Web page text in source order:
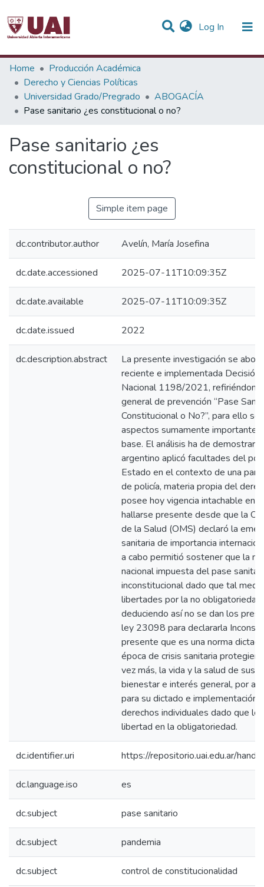
Log In (current)
Statistics
Communities & Collections
All of DSpace
Home
Producción Académica
Derecho y Ciencias Políticas
Universidad Grado/Pregrado
ABOGACÍA
Pase sanitario ¿es constitucional o no?
Pase sanitario ¿es
constitucional o no?
Simple item page
dc.contributor.author Avelín, María Josefina
dc.date.accessioned 2025-07-11T10:09:35Z
dc.date.available 2025-07-11T10:09:35Z
dc.date.issued 2022
dc.description.abstract
La presente investigación se
reciente e implementada
Nacional 1198/2021,
general de prevención “Pase
Constitucional o No?”, para ello
aspectos sumamente
base. El análisis ha de demostrar
argentino aplicó facultades del
Estado en el contexto de una
de policía, materia propia del
posee hoy vigencia intachable
hallarse presente desde que la
de la Salud (OMS) declaró la
sanitaria de importancia
a cabo permitió sostener que la
nacional impuesta del pase
inconstitucional dado que tal
libertades por la no obligatoriedad
deduciendo así no se dan los
ley 23098 para declararla
presente que es una norma
época de crisis sanitaria
vez más, la vida y la salud de sus
bienestar e interés general, por
para su dictado e implementación
derechos individuales dado que le
libertad en la obligatoriedad.
dc.identifier.uri https://repositorio.uai.edu.ar/
dc.language.iso es
dc.subject pase sanitario
dc.subject pandemia
dc.subject control de constitucionalidad